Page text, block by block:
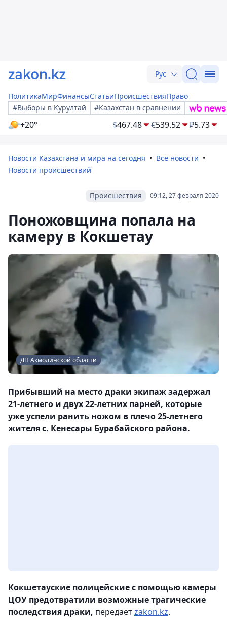
Рус
ПолитикаМирФинансыСтатьиПроисшествияПраво
#Выборы в Курултай
#Казахстан в сравнении
+20° $467.48 €539.52 ₽5.73
Новости Казахстана и мира на сегодня
Все новости
Новости происшествий
09:12, 27 февраля 2020
Происшествия
Поножовщина попала на
камеру в Кокшетау
ДП Акмолинской области
Прибывший на место драки экипаж задержал
21-летнего и двух 22-летних парней, которые
уже успели ранить ножом в плечо 25-летнего
жителя с. Кенесары Бурабайского района.
Кокшетауские полицейские с помощью камеры
ЦОУ предотвратили возможные трагические
последствия драки, передаетzakon.kz.